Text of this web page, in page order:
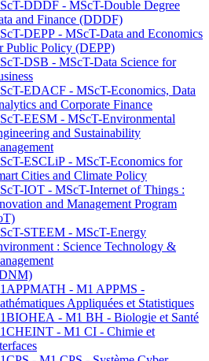
DDDF - MScT-Double Degree
and Finance (DDDF)
DEPP - MScT-Data and Economics
Public Policy (DEPP)
DSB - MScT-Data Science for
EDACF - MScT-Economics, Data
and Corporate Finance
EESM - MScT-Environmental
and Sustainability
ESCLiP - MScT-Economics for
Cities and Climate Policy
IOT - MScT-Internet of Things :
and Management Program
STEEM - MScT-Energy
: Science Technology &
- M1 APPMS -
Appliquées et Statistiques
- M1 BH - Biologie et Santé
- M1 CI - Chimie et